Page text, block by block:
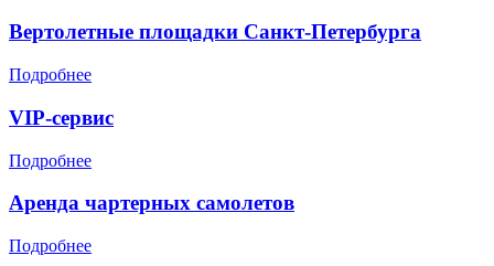
Вертолетные площадки Санкт-Петербурга
Подробнее
VIP-сервис
Подробнее
Аренда чартерных самолетов
Подробнее